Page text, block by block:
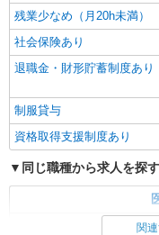
残業少なめ（月20h未満）
社会保険あり
退職金・財形貯蓄制度あり
制服貸与
資格取得支援制度あり
同じ職種から求人を探す
関